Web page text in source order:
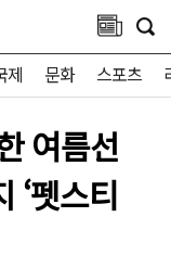
제 문화 스포츠
여름선
‘펫스티